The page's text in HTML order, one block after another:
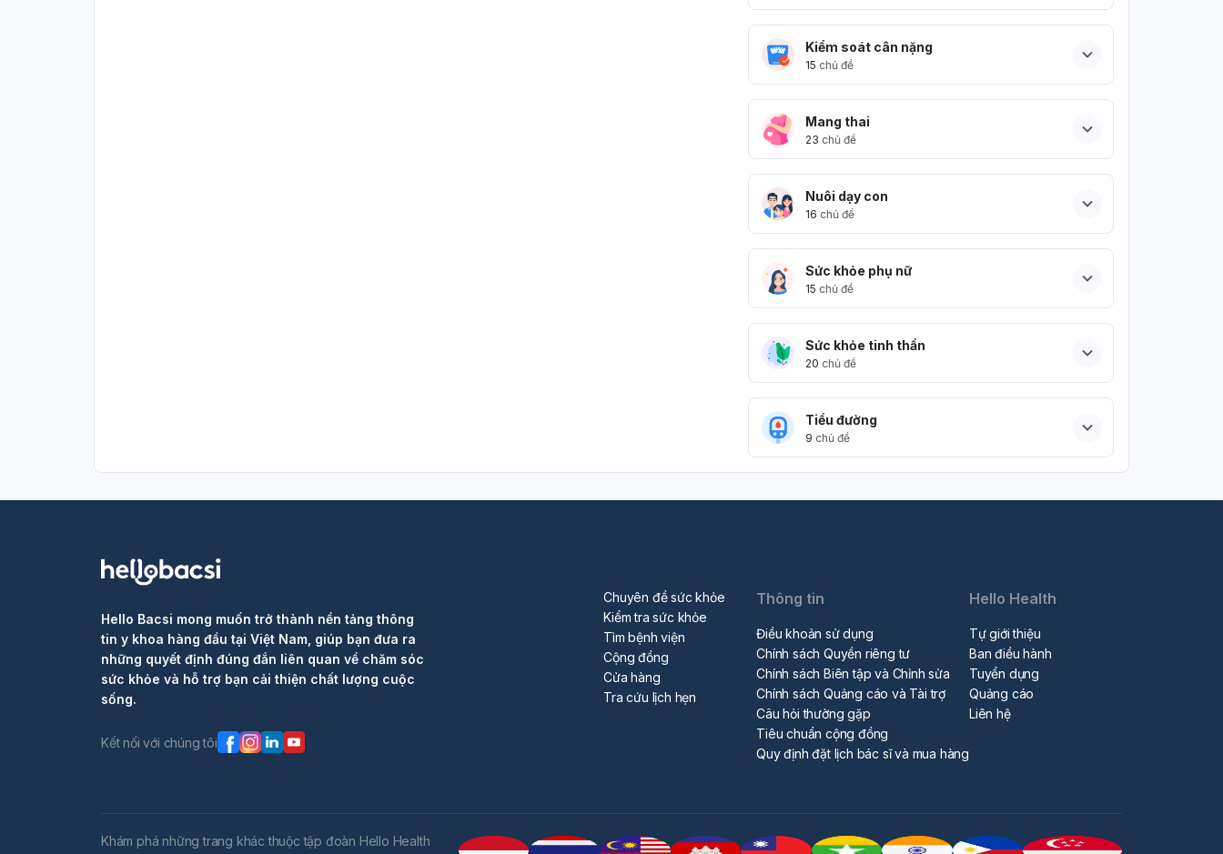
Kiểm soát cân nặng
15 chủ đề
Mang thai
23 chủ đề
Nuôi dạy con
16 chủ đề
Sức khỏe phụ nữ
15 chủ đề
Sức khỏe tinh thần
20 chủ đề
Tiểu đường
9 chủ đề
Hello Bacsi mong muốn trở thành nền tảng thông
tin y khoa hàng đầu tại Việt Nam, giúp bạn đưa ra
những quyết định đúng đắn liên quan về chăm sóc
sức khỏe và hỗ trợ bạn cải thiện chất lượng cuộc
sống.
Kết nối với chúng tôi
Chuyên đề sức khỏe
Kiểm tra sức khỏe
Tìm bệnh viện
Cộng đồng
Cửa hàng
Tra cứu lịch hẹn
Thông tin
Điều khoản sử dụng
Chính sách Quyền riêng tư
Chính sách Biên tập và Chỉnh sửa
Chính sách Quảng cáo và Tài trợ
Câu hỏi thường gặp
Tiêu chuẩn cộng đồng
Quy định đặt lịch bác sĩ và mua hàng
Hello Health
Tự giới thiệu
Ban điều hành
Tuyển dụng
Quảng cáo
Liên hệ
Khám phá những trang khác thuộc tập đoàn Hello Health